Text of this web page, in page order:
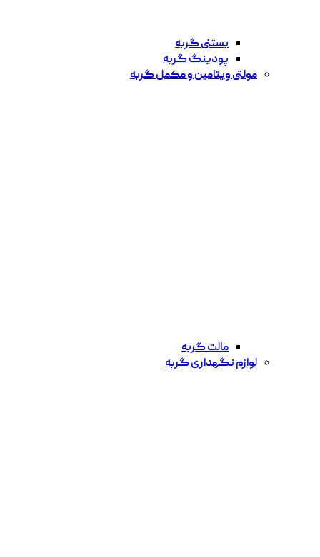
بستنی گربه
پودینگ گربه
مولتی ویتامین و مکمل گربه
مالت گربه
لوازم نگهداری گربه